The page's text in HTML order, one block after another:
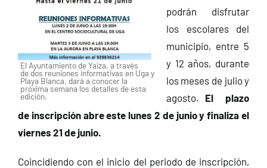
El Ayuntamiento de Yaiza, a través
de dos reuniones informativas en Uga y
Playa Blanca, dará a conocer la
próxima semana los detalles de esta
edición.
podrán disfrutar
los escolares del
municipio, entre 5
y 12 años, durante
los meses de julio y
agosto. El plazo
de inscripción abre este lunes 2 de junio y finaliza el
viernes 21 de junio.
Coincidiendo con el inicio del periodo de inscripción,